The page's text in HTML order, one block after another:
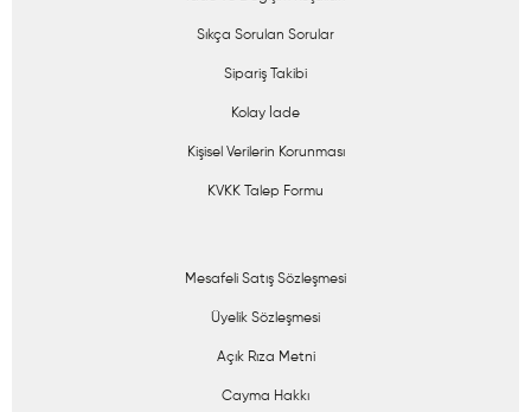
Sıkça Sorulan Sorular
Sipariş Takibi
Kolay İade
Kişisel Verilerin Korunması
KVKK Talep Formu
Mesafeli Satış Sözleşmesi
Üyelik Sözleşmesi
Açık Rıza Metni
Cayma Hakkı